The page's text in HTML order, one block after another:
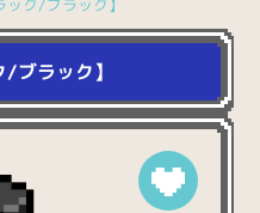
ク/ブラック】
ブラック】